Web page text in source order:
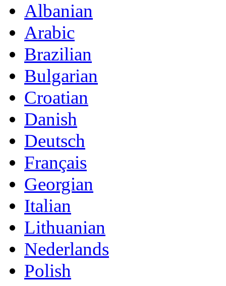
Albanian
Arabic
Brazilian
Bulgarian
Croatian
Danish
Deutsch
Français
Georgian
Italian
Lithuanian
Nederlands
Polish